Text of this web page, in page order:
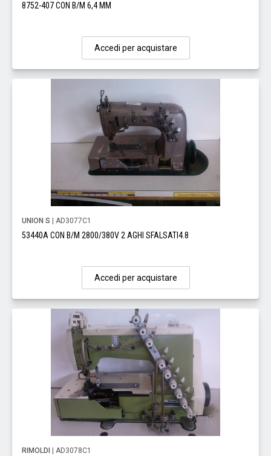
8752-407 CON B/M 6,4 MM
Accedi per acquistare
UNION S | AD3077C1
53440A CON B/M 2800/380V 2 AGHI SFALSATI4.8
Accedi per acquistare
RIMOLDI | AD3078C1